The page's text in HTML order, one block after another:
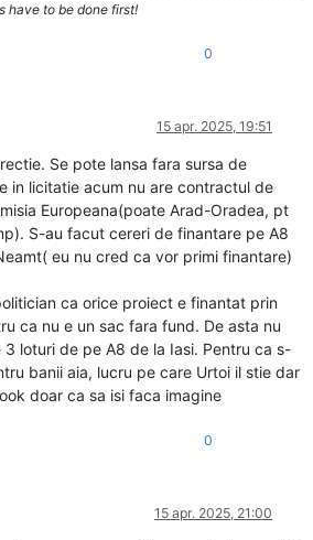
have to be done first!
0
15 apr. 2025, 19:51
Se pote lansa fara sursa de
in licitatie acum nu are contractul de
Europeana(poate Arad-Oradea, pt
S-au facut cereri de finantare pe A8
eu nu cred ca vor primi finantare)
ca orice proiect e finantat prin
ca nu e un sac fara fund. De asta nu
3 loturi de pe A8 de la Iasi. Pentru ca s-
banii aia, lucru pe care Urtoi il stie dar
doar ca sa isi faca imagine
0
15 apr. 2025, 21:00